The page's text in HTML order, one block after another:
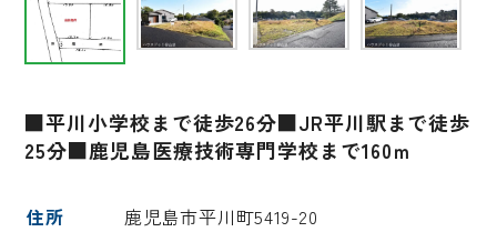
■平川小学校まで徒歩26分■JR平川駅まで徒歩
25分■鹿児島医療技術専門学校まで160ｍ
住所 鹿児島市平川町5419-20